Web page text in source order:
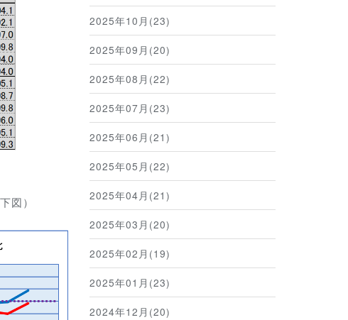
図）
2025年10月(23)
2025年09月(20)
2025年08月(22)
2025年07月(23)
2025年06月(21)
2025年05月(22)
2025年04月(21)
2025年03月(20)
2025年02月(19)
2025年01月(23)
2024年12月(20)